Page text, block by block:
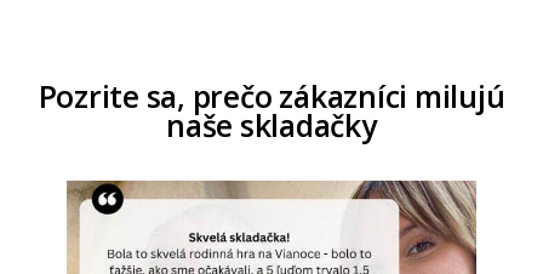
Pozrite sa, prečo zákazníci milujú
naše skladačky